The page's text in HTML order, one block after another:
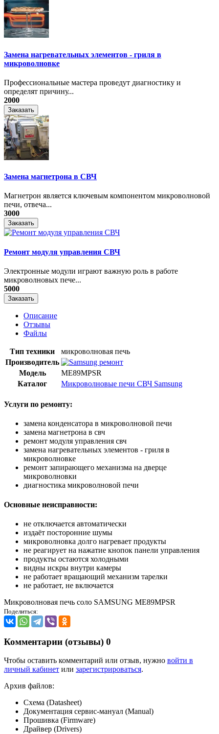
Замена нагревательных элементов - гриля в
микроволновке
Профессиональные мастера проведут диагностику и
определят причину...
2000
Заказать
Замена магнетрона в СВЧ
Магнетрон является ключевым компонентом микроволновой
печи, отвеча...
3000
Заказать
Ремонт модуля управления СВЧ
​Электронные модули играют важную роль в работе
микроволновых пече...
5000
Заказать
Описание
Отзывы
Файлы
Тип техники
микроволновая печь
Производитель
Модель
ME89MPSR
Каталог
Микроволновые печи СВЧ Samsung
Услуги по ремонту:
замена конденсатора в микроволновой печи
замена магнетрона в свч
ремонт модуля управления свч
замена нагревательных элементов - гриля в
микроволновке
ремонт запирающего механизма на дверце
микроволновки
диагностика микроволновой печи
Основные неисправности:
не отключается автоматически
издаёт посторонние шумы
микроволновка долго нагревает продукты
не реагирует на нажатие кнопок панели управления
продукты остаются холодными
видны искры внутри камеры
не работает вращающий механизм тарелки
не работает, не включается
Микроволновая печь соло SAMSUNG ME89MPSR
Поделиться:
Комментарии (отзывы) 0
Чтобы оставить комментарий или отзыв, нужно войти в
личный кабинет или зарегистрироваться.
Архив файлов:
Схема (Datasheet)
Документация сервис-мануал (Manual)
Прошивка (Firmware)
Драйвер (Drivers)